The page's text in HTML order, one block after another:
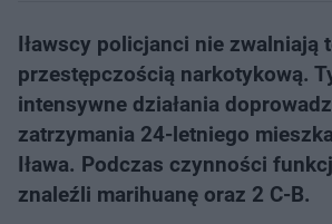
Iławscy policjanci nie zwalniają
przestępczością narkotykową.
intensywne działania
zatrzymania 24-letniego
Iława. Podczas czynności
znaleźli marihuanę oraz 2 C-B.